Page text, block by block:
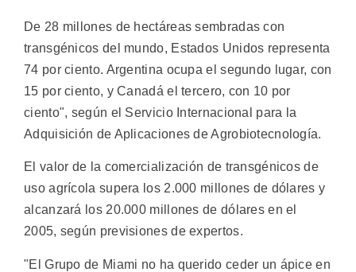
De 28 millones de hectáreas sembradas con
transgénicos del mundo, Estados Unidos representa
74 por ciento. Argentina ocupa el segundo lugar, con
15 por ciento, y Canadá el tercero, con 10 por
ciento", según el Servicio Internacional para la
Adquisición de Aplicaciones de Agrobiotecnología.
El valor de la comercialización de transgénicos de
uso agrícola supera los 2.000 millones de dólares y
alcanzará los 20.000 millones de dólares en el
2005, según previsiones de expertos.
"El Grupo de Miami no ha querido ceder un ápice en